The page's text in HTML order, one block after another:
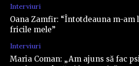
Interviuri
Oana Zamfir: “Întotdeauna m-am
fricile mele”
Interviuri
Maria Coman: „Am ajuns să fac